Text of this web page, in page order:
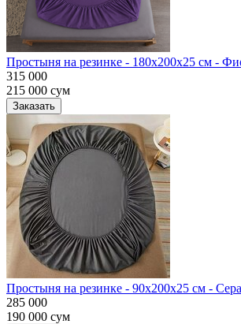
Простыня на резинке - 180x200x25 cм -
315 000
215 000 сум
Заказать
Простыня на резинке - 90x200x25 cм -
285 000
190 000 сум